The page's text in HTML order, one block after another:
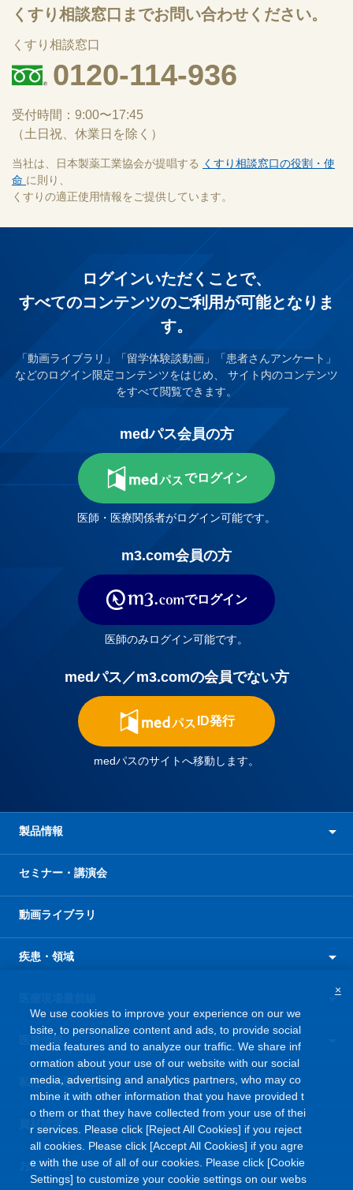
くすり相談窓口までお問い合わせください。
くすり相談窓口
0120-114-936
受付時間：9:00〜17:45
（土日祝、休業日を除く）
当社は、日本製薬工業協会が提唱する くすり相談窓口の役割・使
命 に則り、
くすりの適正使用情報をご提供しています。
ログインいただくことで、
すべてのコンテンツのご利⽤が可能となりま
す。
「動画ライブラリ」「留学体験談動画」「患者さんアンケート」
などのログイン限定コンテンツをはじめ、
サイト内のコンテンツ
をすべて閲覧できます。
medパス会員の方
でログイン
医師・医療関係者がログイン可能です。
m3.com会員の方
でログイン
医師のみログイン可能です。
medパス／m3.comの会員でない方
ID発行
medパスのサイトへ移動します。
製品情報
セミナー・講演会
動画ライブラリ
疾患・領域
医療情報
私たちの取り組み
資材請求
お問い合わせ
We use cookies to improve your experience on our we
bsite, to personalize content and ads, to provide social
media features and to analyze our traffic. We share inf
ormation about your use of our website with our social
media, advertising and analytics partners, who may co
mbine it with other information that you have provided t
o them or that they have collected from your use of thei
r services. Please click [Reject All Cookies] if you reject
all cookies. Please click [Accept All Cookies] if you agre
e with the use of all of our cookies. Please click [Cookie
Settings] to customize your cookie settings on our webs
×